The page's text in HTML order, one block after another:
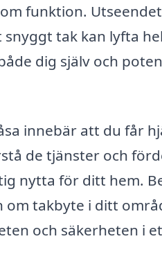
funktion.
tak kan lyfta
dig själv och
innebär att du får
de tjänster och
nytta för ditt hem.
takbyte i ditt
och säkerheten i